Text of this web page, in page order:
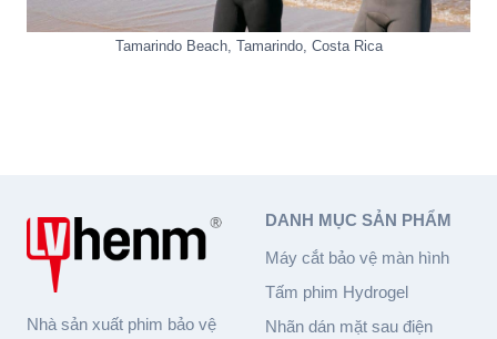
Tamarindo Beach, Tamarindo, Costa Rica
Nhà sản xuất phim bảo vệ
DANH MỤC SẢN PHẨM
Máy cắt bảo vệ màn hình
Tấm phim Hydrogel
Nhãn dán mặt sau điện